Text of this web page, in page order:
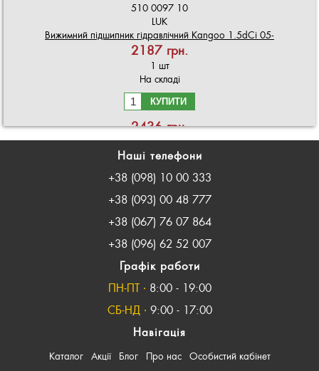
510 0097 10
LUK
Вижимний підшипник гідравлічний Kangoo 1.5dCi 05-
2187 грн.
1 шт
На складі
КУПИТИ
2436 грн.
>5 шт
1 день
КУПИТИ
Інші пропозиції
804527
VALEO
Вижимний підшипник гідравлічний Kangoo 1.5dCi 05-
2208 грн.
1 шт
На складі
Наші телефони
+38 (098) 10 00 333
+38 (093) 00 48 777
+38 (067) 76 07 864
+38 (096) 62 52 007
Графік работи
ПН-ПТ ∙ 8:00 - 19:00
СБ-НД ∙ 9:00 - 17:00
Навігація
Каталог Акції Блог Про нас
Особистий кабінет